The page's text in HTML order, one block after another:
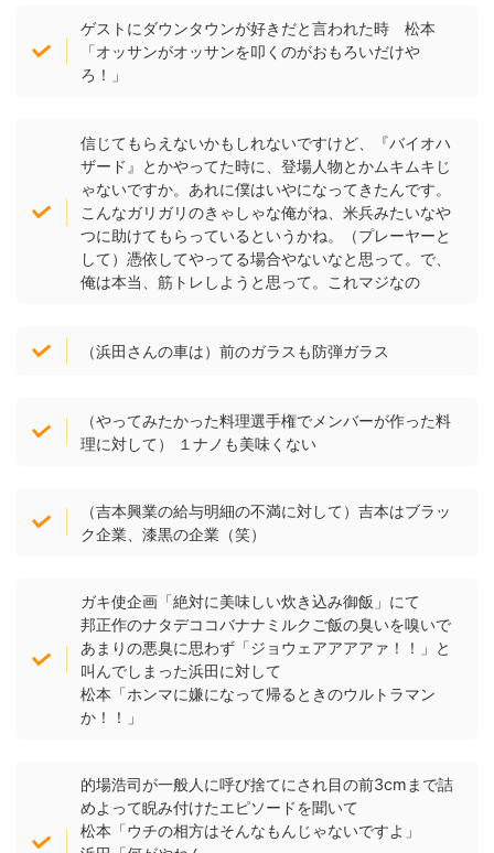
ゲストにダウンタウンが好きだと言われた時 松本
「オッサンがオッサンを叩くのがおもろいだけや
ろ！」
信じてもらえないかもしれないですけど、『バイオハ
ザード』とかやってた時に、登場人物とかムキムキじ
ゃないですか。あれに僕はいやになってきたんです。
こんなガリガリのきゃしゃな俺がね、米兵みたいなや
つに助けてもらっているというかね。（プレーヤーと
して）憑依してやってる場合やないなと思って。で、
俺は本当、筋トレしようと思って。これマジなの
（浜田さんの車は）前のガラスも防弾ガラス
（やってみたかった料理選手権でメンバーが作った料
理に対して） １ナノも美味くない
（吉本興業の給与明細の不満に対して）吉本はブラッ
ク企業、漆黒の企業（笑）
ガキ使企画「絶対に美味しい炊き込み御飯」にて
邦正作のナタデココバナナミルクご飯の臭いを嗅いで
あまりの悪臭に思わず「ジョウェアアアアァ！！」と
叫んでしまった浜田に対して
松本「ホンマに嫌になって帰るときのウルトラマン
か！！」
的場浩司が一般人に呼び捨てにされ目の前3cmまで詰
めよって睨み付けたエピソードを聞いて
松本「ウチの相方はそんなもんじゃないですよ」